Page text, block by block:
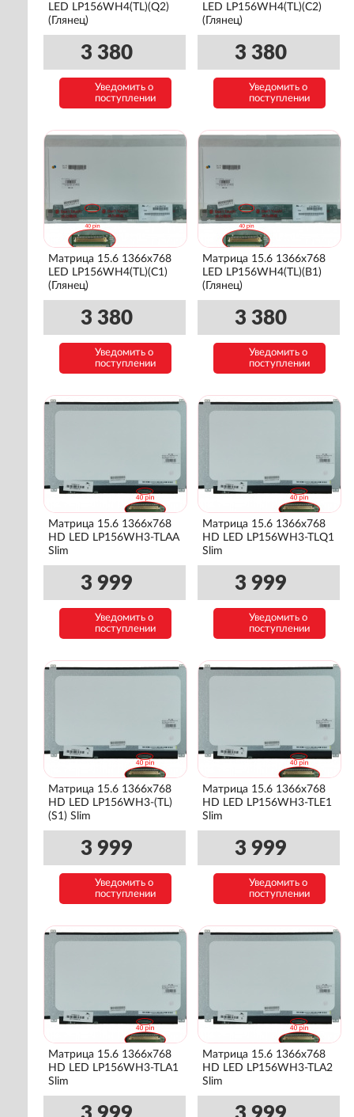
LED LP156WH4(TL)(Q2)
(Глянец)
3 380
Уведомить о
поступлении
LED LP156WH4(TL)(C2)
(Глянец)
3 380
Уведомить о
поступлении
Матрица 15.6 1366x768
LED LP156WH4(TL)(C1)
(Глянец)
3 380
Уведомить о
поступлении
Матрица 15.6 1366x768
LED LP156WH4(TL)(B1)
(Глянец)
3 380
Уведомить о
поступлении
Матрица 15.6 1366x768
HD LED LP156WH3-TLAA
Slim
3 999
Уведомить о
поступлении
Матрица 15.6 1366x768
HD LED LP156WH3-TLQ1
Slim
3 999
Уведомить о
поступлении
Матрица 15.6 1366x768
HD LED LP156WH3-(TL)
(S1) Slim
3 999
Уведомить о
поступлении
Матрица 15.6 1366x768
HD LED LP156WH3-TLE1
Slim
3 999
Уведомить о
поступлении
Матрица 15.6 1366x768
HD LED LP156WH3-TLA1
Slim
Матрица 15.6 1366x768
HD LED LP156WH3-TLA2
Slim